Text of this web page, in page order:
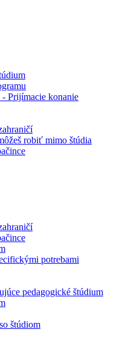
Prijímacie konanie
robiť mimo štúdia
potrebami
pedagogické štúdium
štúdiom